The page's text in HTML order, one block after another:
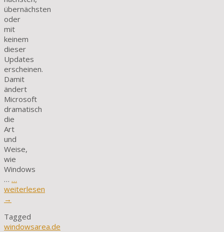
übernächsten
oder
mit
keinem
dieser
Updates
erscheinen.
Damit
ändert
Microsoft
dramatisch
die
Art
und
Weise,
wie
Windows
… …
weiterlesen
→
Tagged
windowsarea.de